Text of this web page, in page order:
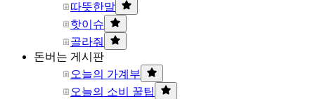
따뜻한말
핫이슈
골라줘
돈버는 게시판
오늘의 가계부
오늘의 소비 꿀팁